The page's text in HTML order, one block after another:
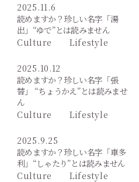
2025.11.6
読めますか？珍しい名字「湯
出」“ゆで”とは読みません
Culture
Lifestyle
2025.10.12
読めますか？珍しい名字「張
替」 “ちょうかえ”とは読みませ
ん
Culture
Lifestyle
2025.9.25
読めますか？珍しい名字「車多
利」“しゃたり”とは読みません
Culture
Lifestyle